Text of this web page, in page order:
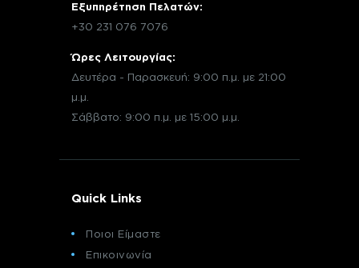
Εξυπηρέτηση Πελατών:
+30 231 076 7076
Ώρες Λειτουργίας:
Δευτέρα - Παρασκευή: 9:00 π.μ. με 21:00
μ.μ.
Σάββατο: 9:00 π.μ. με 15:00 μ.μ.
Quick Links
Ποιοι Είμαστε
Επικοινωνία